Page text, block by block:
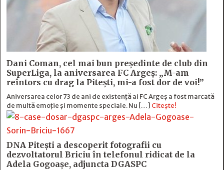
Dani Coman, cel mai bun preşedinte de club din
SuperLiga, la aniversarea FC Argeş: „M-am
reîntors cu drag la Piteşti, mi-a fost dor de voi!”
Aniversarea celor 73 de ani de existență ai FC Argeș a fost marcată
de multă emoție şi momente speciale. Nu […] Citește!
DNA Piteşti a descoperit fotografii cu
dezvoltatorul Briciu în telefonul ridicat de la
Adela Gogoaşe, adjuncta DGASPC